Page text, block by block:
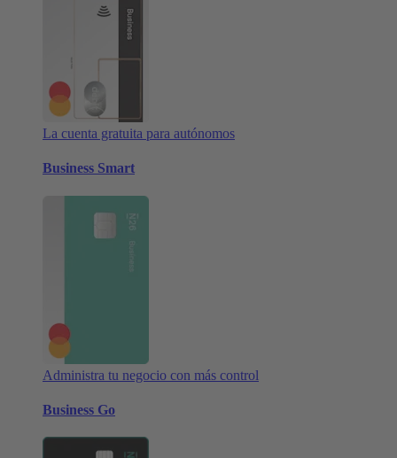
La cuenta gratuita para autónomos
Business Smart
Administra tu negocio con más control
Business Go